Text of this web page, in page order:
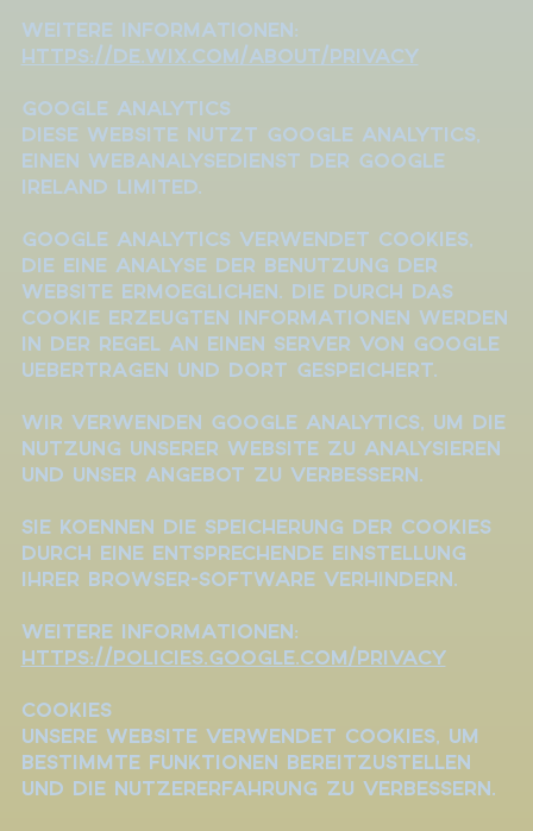
Weitere Informationen:
https://de.wix.com/about/privacy
Google Analytics
Diese Website nutzt Google Analytics,
einen Webanalysedienst der Google
Ireland Limited.
Google Analytics verwendet Cookies,
die eine Analyse der Benutzung der
Website ermoeglichen. Die durch das
Cookie erzeugten Informationen werden
in der Regel an einen Server von Google
uebertragen und dort gespeichert.
Wir verwenden Google Analytics, um die
Nutzung unserer Website zu analysieren
und unser Angebot zu verbessern.
Sie koennen die Speicherung der Cookies
durch eine entsprechende Einstellung
Ihrer Browser-Software verhindern.
Weitere Informationen:
https://policies.google.com/privacy
Cookies
Unsere Website verwendet Cookies, um
bestimmte Funktionen bereitzustellen
und die Nutzererfahrung zu verbessern.